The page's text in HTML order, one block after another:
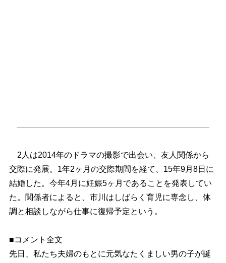
2人は2014年のドラマの撮影で出会い、友人関係から
交際に発展。1年2ヶ月の交際期間を経て、15年9月8日に
結婚した。今年4月に妊娠5ヶ月であることを発表してい
た。関係者によると、市川はしばらく育児に専念し、体
調と相談しながら仕事に復帰予定という。
■コメント全文
先日、私たち夫婦のもとに元気なたくましい男の子が誕